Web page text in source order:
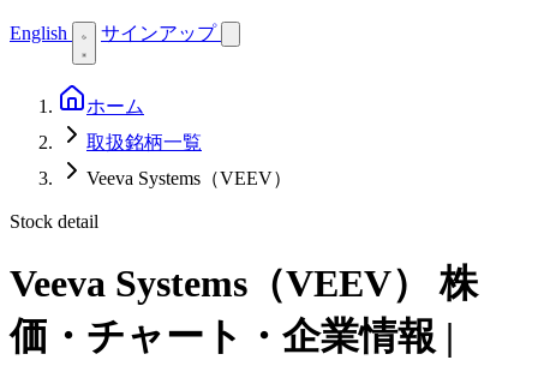
English サインアップ
ホーム
取扱銘柄一覧
Veeva Systems（VEEV）
Stock detail
Veeva Systems（VEEV）
株
価・チャート・企業情報 |